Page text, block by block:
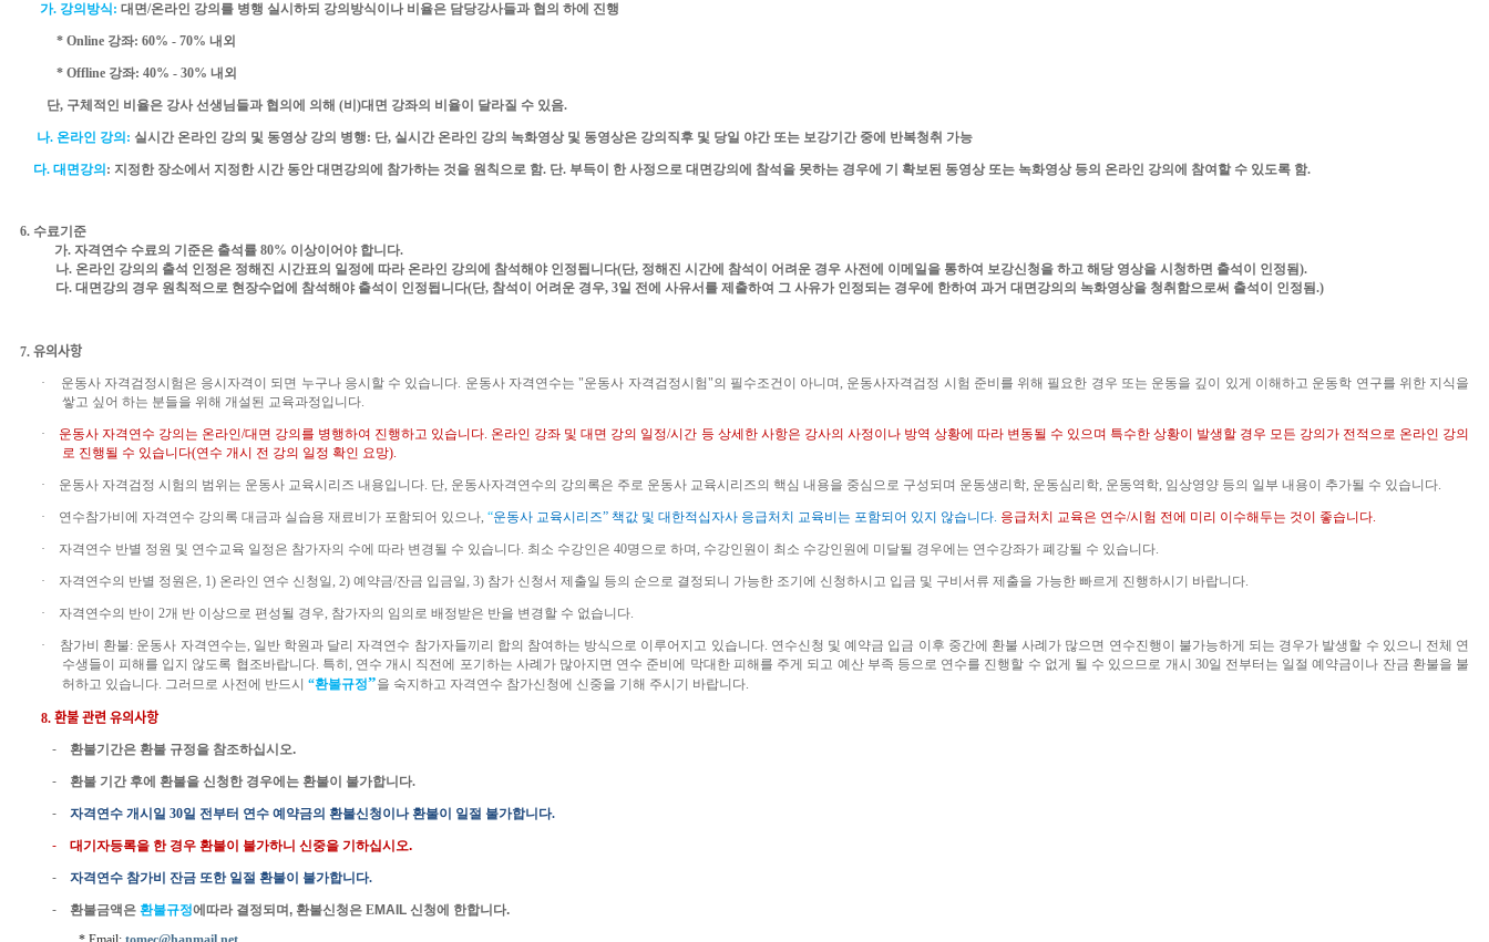
가. 강의방식: 대면/온라인 강의를 병행 실시하되 강의방식이나 비율은 담당강사들과 협의 하에 진행
* Online 강좌: 60% - 70% 내외
* Offline 강좌: 40% - 30% 내외
단, 구체적인 비율은 강사 선생님들과 협의에 의해 (비 )대면 강좌의 비율이 달라질 수 있음.
나. 온라인 강의 : 실시간 온라인 강의 및 동영상 강의 병행: 단, 실시간 온라인 강의 녹화영상 및 동영상은 강의직후 및 당일 야간 또는 보강기간 중에 반복청취 가능
다. 대면강의 : 지정한 장소에서 지정한 시간 동안 대면강의에 참가하는 것을 원칙으로 함. 단. 부득이 한 사정으로 대면강의에 참석을 못하는 경우에 기 확보된 동영상 또는 녹화영상 등의 온라인 강의에 참여할 수 있도록 함.
6. 수료기준
가. 자격연수 수료의 기준은 출석률80% 이상이어야 합니다.
나. 온라인 강의의 출석 인정은 정해진 시간표의 일정에 따라 온라인 강의에 참석해야 인정됩니다(단, 정해진 시간에 참석이 어려운 경우 사전에 이메일을 통하여 보강신청을 하고 해당 영상을 시청하면 출석이 인정됨).
다. 대면강의 경우 원칙적으로 현장수업에 참석해야 출석이 인정됩니다(단, 참석이 어려운 경우, 3일 전에 사유서를 제출하여 그 사유가 인정되는 경우에 한하여 과거 대면강의의 녹화영상을 청취함으로써 출석이 인정됨.)
7. 유의사항
·
운동사 자격검정시험은 응시자격이 되면 누구나 응시할 수 있습니다. 운동사 자격연수는 "운동사 자격검정시험"의 필수조건이 아니며, 운동사자격검정 시험 준비를 위해 필요한 경우 또는 운동을 깊이 있게 이해하고 운동학 연구를 위한 지식을
쌓고 싶어 하는 분들을 위해 개설된 교육과정입니다.
· 운동사 자격연수 강의는 온라인/대면 강의를 병행하여 진행하고 있습니다. 온라인 강좌 및 대면 강의 일정/시간 등 상세한 사항은 강사의 사정이나 방역 상황에 따라 변동될 수 있으며 특수한 상황이 발생할 경우 모든 강의가 전적으로 온라인 강의
로 진행될 수 있습니다(연수 개시 전 강의 일정 확인 요망).
· 운동사 자격검정 시험의 범위는 운동사 교육시리즈 내용입니다. 단, 운동사자격연수의 강의록은 주로 운동사 교육시리즈의 핵심 내용을 중심으로 구성되며 운동생리학, 운동심리학, 운동역학, 임상영양 등의 일부 내용이 추가될 수 있습니다.
· 연수참가비에 자격연수 강의록 대금과 실습용 재료비가 포함되어 있으나, “운동사 교육시리즈” 책값 및 대한적십자사 응급처치 교육비는 포함되어 있지 않습니다. 응급처치 교육은 연수/시험 전에 미리 이수해두는 것이 좋습니다.
· 자격연수 반별 정원 및 연수교육 일정은 참가자의 수에 따라 변경될 수 있습니다. 최소 수강인은 40명으로 하며, 수강인원이 최소 수강인원에 미달될 경우에는 연수강좌가 폐강될 수 있습니다.
· 자격연수의 반별 정원은, 1) 온라인 연수 신청일 , 2) 예약금/잔금 입금일 , 3) 참가 신청서 제출일 등의 순으로 결정되니 가능한 조기에 신청하시고 입금 및 구비서류 제출을 가능한 빠르게 진행하시기 바랍니다.
· 자격연수의 반이 2개 반 이상으로 편성될 경우, 참가자의 임의로 배정받은 반을 변경할 수 없습니다.
· 참가비 환불: 운동사 자격연수는, 일반 학원과 달리 자격연수 참가자들끼리 합의 참여하는 방식으로 이루어지고 있습니다. 연수신청 및 예약금 입금 이후 중간에 환불 사례가 많으면 연수진행이 불가능하게 되는 경우가 발생할 수 있으니 전체 연
수생들이 피해를 입지 않도록 협조바랍니다. 특히 , 연수 개시 직전에 포기하는 사례가 많아지면 연수 준비에 막대한 피해를 주게 되고 예산 부족 등으로 연수를 진행할 수 없게 될 수 있으므로 개시 30일 전부터는 일절 예약금이나 잔금 환불을 불
허하고 있습니다. 그러므로 사전에 반드시 “환불규정”을 숙지하고 자격연수 참가신청에 신중을 기해 주시기 바랍니다.
8. 환불 관련 유의사항
-
환불기간은 환불 규정을 참조하십시오.
- 환불 기간 후에 환불을 신청한 경우에는 환불이 불가합니다.
- 자격연수 개시일30일 전부터 연수 예약금의 환불신청이나 환불이 일절 불가합니다.
- 대기자등록을 한 경우 환불이 불가하니 신중을 기하십시오.
- 자격연수 참가비 잔금 또한 일절 환불이 불가합니다.
- 환불금액은환불규정에따라 결정되며, 환불신청은EMAIL 신청에 한합니다.